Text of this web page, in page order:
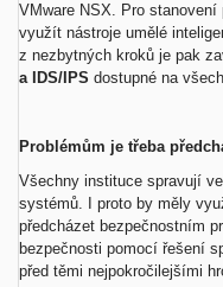
VMware NSX. Pro
využít nástroje umělé
z nezbytných kroků je pak
a IDS/IPS dostupné na
Problémům je třeba
Všechny instituce spravují
systémů. I proto by měly
předcházet bezpečnostním
bezpečnosti pomocí řešení
před těmi nejpokročilejšími